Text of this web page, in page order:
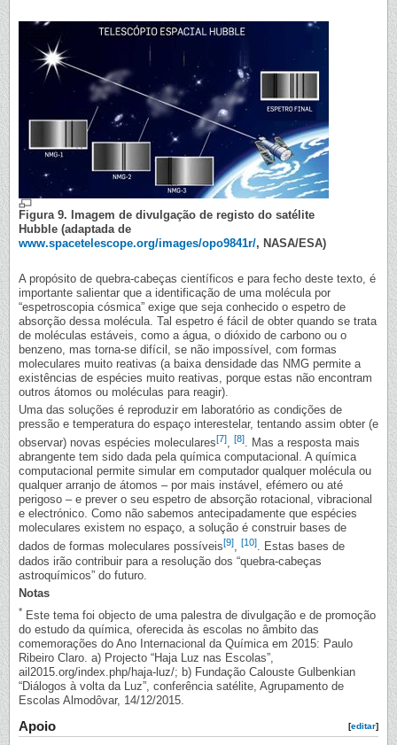
Figura 9. Imagem de divulgação de registo do satélite
Hubble (adaptada de
www.spacetelescope.org/images/opo9841r/, NASA/ESA)
A propósito de quebra-cabeças científicos e para fecho deste texto, é
importante salientar que a identificação de uma molécula por
“espetroscopia cósmica” exige que seja conhecido o espetro de
absorção dessa molécula. Tal espetro é fácil de obter quando se trata
de moléculas estáveis, como a água, o dióxido de carbono ou o
benzeno, mas torna-se difícil, se não impossível, com formas
moleculares muito reativas (a baixa densidade das NMG permite a
existências de espécies muito reativas, porque estas não encontram
outros átomos ou moléculas para reagir).
Uma das soluções é reproduzir em laboratório as condições de
pressão e temperatura do espaço interestelar, tentando assim obter (e
observar) novas espécies moleculares[7], [8]. Mas a resposta mais
abrangente tem sido dada pela química computacional. A química
computacional permite simular em computador qualquer molécula ou
qualquer arranjo de átomos – por mais instável, efémero ou até
perigoso – e prever o seu espetro de absorção rotacional, vibracional
e electrónico. Como não sabemos antecipadamente que espécies
moleculares existem no espaço, a solução é construir bases de
dados de formas moleculares possíveis[9], [10]. Estas bases de
dados irão contribuir para a resolução dos “quebra-cabeças
astroquímicos” do futuro.
Notas
* Este tema foi objecto de uma palestra de divulgação e de promoção
do estudo da química, oferecida às escolas no âmbito das
comemorações do Ano Internacional da Química em 2015: Paulo
Ribeiro Claro. a) Projecto “Haja Luz nas Escolas”,
ail2015.org/index.php/haja-luz/; b) Fundação Calouste Gulbenkian
“Diálogos à volta da Luz”, conferência satélite, Agrupamento de
Escolas Almodôvar, 14/12/2015.
[editar]
Apoio